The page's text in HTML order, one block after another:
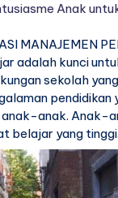
Anak
MANAJEMEN
adalah kunci
sekolah
pendidikan
anak-anak. Anak-
belajar yang